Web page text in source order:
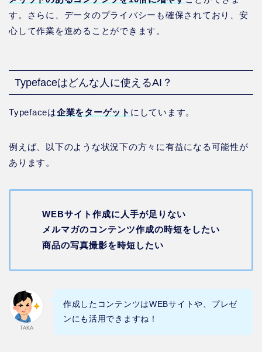
す。さらに、データのプライバシーも確保されており、安
心して作業を進めることができます。
Typefaceはどんな人に使えるAI？
Typefaceは企業をターゲット にしています。
例えば、以下のような状況下の方々に有益になる可能性が
あります。
WEBサイト作成に人手が足りない
メルマガのコンテンツ作成の時短をしたい
商品の写真撮影を時短したい
TAKA
作成したコンテンツはWEBサイトや、プレゼ
ンにも活用できますね！